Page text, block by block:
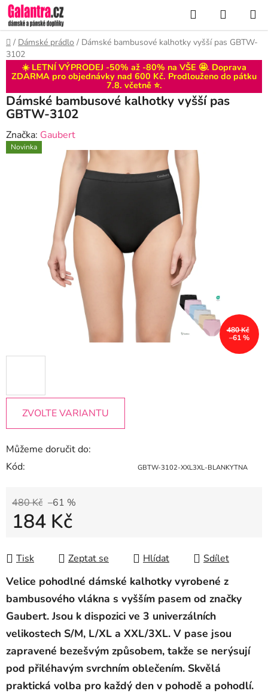
Přejít
na
obsah
Hledat
KOŠÍK
Domů
/ Dámské prádlo / Dámské bambusové kalhotky vyšší pas GBTW-
3102
☀️ LETNÍ VÝPRODEJ -50% až -80% na VŠE 🤩. Doprava
ZDARMA pro objednávky nad 600 Kč. Prodlouženo do pátku
7.8. včetně ⭐.
ZVOLTE VARIANTU
Můžeme doručit do:
Kód:
GBTW-3102-XXL3XL-BLANKYTNA
480 Kč –61 %
184 Kč
Tisk
Zeptat se Hlídat Sdílet
Velice pohodlné dámské kalhotky vyrobené z
bambusového vlákna s vyšším pasem od značky
Gaubert. Jsou k dispozici ve 3 univerzálních
velikostech S/M, L/XL a XXL/3XL. V pase jsou
zapravené bezešvým způsobem, takže se nerýsují
pod přiléhavým svrchním oblečením. Skvělá
praktická volba pro každý den v pohodě a pohodlí.
Dámské bambusové kalhotky vyšší pas
GBTW-3102
Značka: Gaubert
Novinka
480 Kč
–61 %